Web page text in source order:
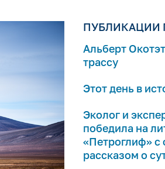
ПУБЛИКАЦИИ
Альберт
трассу
Этот день в
Эколог и
победила на
«Петроглиф» с
рассказом о